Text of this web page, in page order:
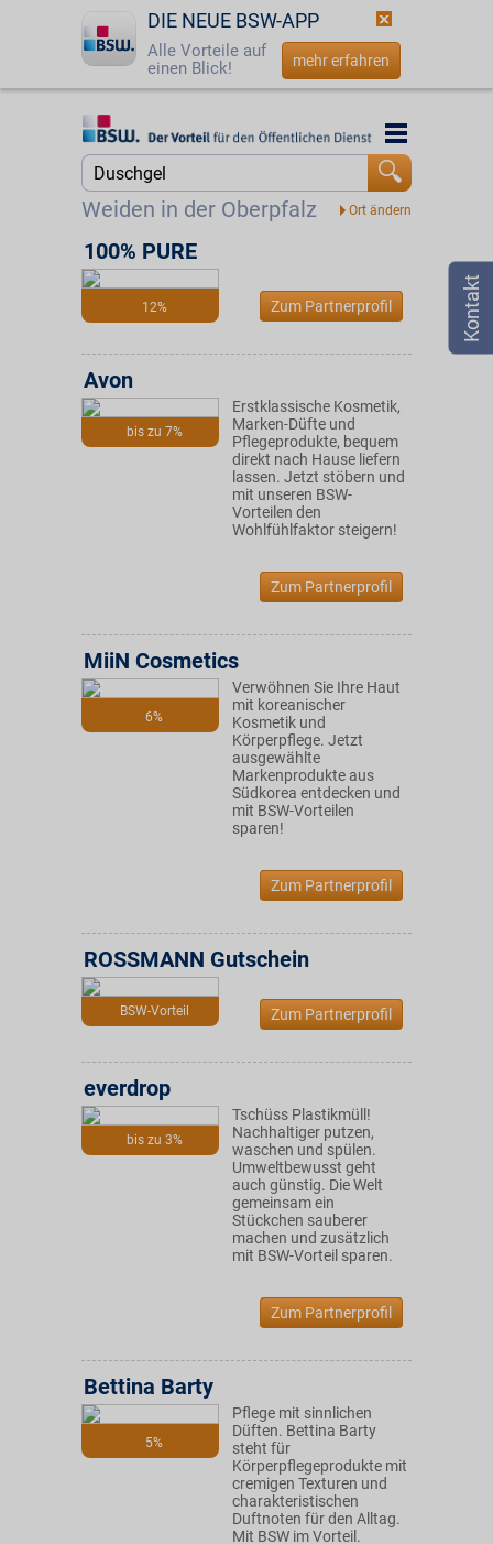
DIE NEUE BSW-APP
Alle Vorteile auf
einen Blick!
mehr erfahren
Startseite
Jetzt BSW-Mitglied werden
☎ 0800 - 279 25 82
Weiden in der Oberpfalz
Startseite
Suche
12%
100% PURE
Zum Partnerprofil
bis zu 7%
Avon
Erstklassische Kosmetik,
Marken-Düfte und
Pflegeprodukte, bequem
direkt nach Hause liefern
lassen. Jetzt stöbern und
mit unseren BSW-
Vorteilen den
Wohlfühlfaktor steigern!
Zum Partnerprofil
6%
MiiN Cosmetics
Verwöhnen Sie Ihre Haut
mit koreanischer
Kosmetik und
Körperpflege. Jetzt
ausgewählte
Markenprodukte aus
Südkorea entdecken und
mit BSW-Vorteilen
sparen!
Zum Partnerprofil
BSW-Vorteil
ROSSMANN Gutschein
Zum Partnerprofil
bis zu 3%
everdrop
Tschüss Plastikmüll!
Nachhaltiger putzen,
waschen und spülen.
Umweltbewusst geht
auch günstig. Die Welt
gemeinsam ein
Stückchen sauberer
machen und zusätzlich
mit BSW-Vorteil sparen.
Zum Partnerprofil
5%
Bettina Barty
Pflege mit sinnlichen
Düften. Bettina Barty
steht für
Körperpflegeprodukte mit
cremigen Texturen und
charakteristischen
Duftnoten für den Alltag.
Mit BSW im Vorteil.